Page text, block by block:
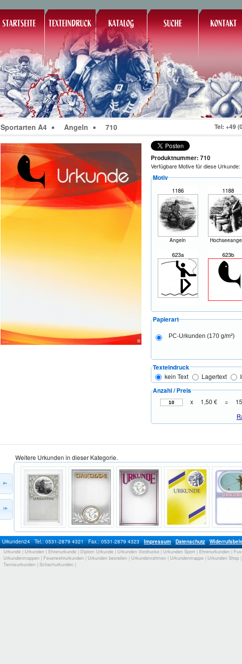
Sportarten A4 Angeln 710 Tel: +49
Produktnummer: 710
Verfügbare Motive für diese Urkunde:
Motiv
1186
Angeln
1188
623a 623b
Papierart
PC-Urkunden (170 g/m²)
Texteindruck
kein Text Lagertext
Anzahl / Preis
x 1,50 € =
Weitere Urkunden in dieser Kategorie.
Urkunden24 Tel.: 0531-2879 4321 Fax.: 0531-2879 4323 Impressum Datenschutz
Urkunde | Urkunden | Ehrenurkunde | Diplom Urkunde | Urkunden Vordrucke | Urkunden Sport | Ehrenurkunden |
Urkundenmappen | Feuerwehrurkunden | Urkunden bestellen | Urkundenrahmen | Urkundenmappe | Urkunden Shop |
Tennisurkunden | Schachurkunden |